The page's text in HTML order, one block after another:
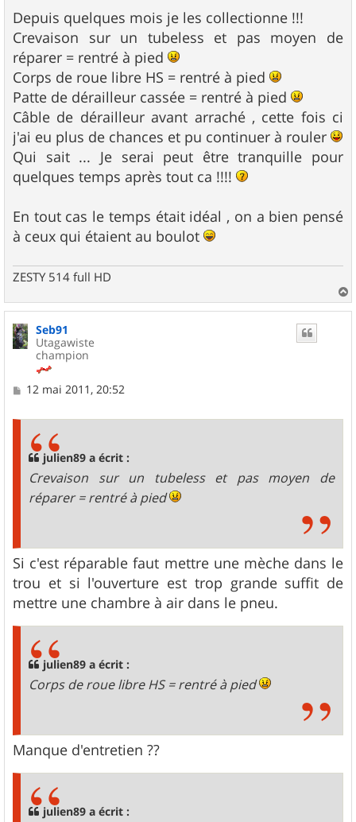
Depuis quelques mois je les collectionne !!!
Crevaison sur un tubeless et pas moyen de
réparer = rentré à pied
Corps de roue libre HS = rentré à pied
Patte de dérailleur cassée = rentré à pied
Câble de dérailleur avant arraché , cette fois ci
j'ai eu plus de chances et pu continuer à rouler
Qui sait ... Je serai peut être tranquille pour
quelques temps après tout ca !!!!
En tout cas le temps était idéal , on a bien pensé
à ceux qui étaient au boulot
ZESTY 514 full HD
a
Seb91
Utagawiste
champion
M12 mai 2011, 20:52
julien89 a écrit :
Crevaison sur un tubeless et pas moyen de
réparer = rentré à pied
Si c'est réparable faut mettre une mèche dans le
trou et si l'ouverture est trop grande suffit de
mettre une chambre à air dans le pneu.
julien89 a écrit :
Corps de roue libre HS = rentré à pied
Manque d'entretien ??
julien89 a écrit :